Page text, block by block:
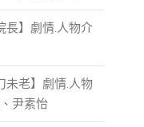
長】劇情.人物介
未老】劇情.人物
尹素怡